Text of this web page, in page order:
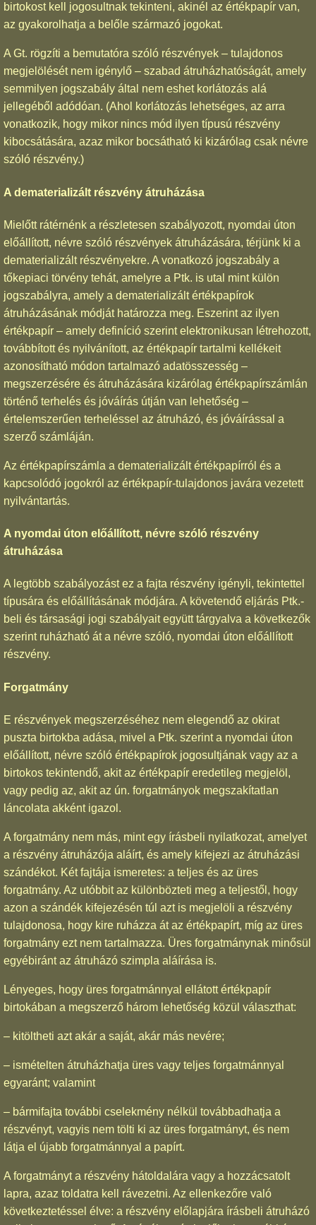
birtokost kell jogosultnak tekinteni, akinél az értékpapír van,
az gyakorolhatja a belőle származó jogokat.
A Gt. rögzíti a bemutatóra szóló részvények – tulajdonos
megjelölését nem igénylő – szabad átruházhatóságát, amely
semmilyen jogszabály által nem eshet korlátozás alá
jellegéből adódóan. (Ahol korlátozás lehetséges, az arra
vonatkozik, hogy mikor nincs mód ilyen típusú részvény
kibocsátására, azaz mikor bocsátható ki kizárólag csak névre
szóló részvény.)
A dematerializált részvény átruházása
Mielőtt rátérnénk a részletesen szabályozott, nyomdai úton
előállított, névre szóló részvények átruházására, térjünk ki a
dematerializált részvényekre. A vonatkozó jogszabály a
tőkepiaci törvény tehát, amelyre a Ptk. is utal mint külön
jogszabályra, amely a dematerializált értékpapírok
átruházásának módját határozza meg. Eszerint az ilyen
értékpapír – amely definíció szerint elektronikusan létrehozott,
továbbított és nyilvánított, az értékpapír tartalmi kellékeit
azonosítható módon tartalmazó adatösszesség –
megszerzésére és átruházására kizárólag értékpapírszámlán
történő terhelés és jóváírás útján van lehetőség –
értelemszerűen terheléssel az átruházó, és jóváírással a
szerző számláján.
Az értékpapírszámla a dematerializált értékpapírról és a
kapcsolódó jogokról az értékpapír-tulajdonos javára vezetett
nyilvántartás.
A nyomdai úton előállított, névre szóló részvény
átruházása
A legtöbb szabályozást ez a fajta részvény igényli, tekintettel
típusára és előállításának módjára. A követendő eljárás Ptk.-
beli és társasági jogi szabályait együtt tárgyalva a következők
szerint ruházható át a névre szóló, nyomdai úton előállított
részvény.
Forgatmány
E részvények megszerzéséhez nem elegendő az okirat
puszta birtokba adása, mivel a Ptk. szerint a nyomdai úton
előállított, névre szóló értékpapírok jogosultjának vagy az a
birtokos tekintendő, akit az értékpapír eredetileg megjelöl,
vagy pedig az, akit az ún. forgatmányok megszakítatlan
láncolata akként igazol.
A forgatmány nem más, mint egy írásbeli nyilatkozat, amelyet
a részvény átruházója aláírt, és amely kifejezi az átruházási
szándékot. Két fajtája ismeretes: a teljes és az üres
forgatmány. Az utóbbit az különbözteti meg a teljestől, hogy
azon a szándék kifejezésén túl azt is megjelöli a részvény
tulajdonosa, hogy kire ruházza át az értékpapírt, míg az üres
forgatmány ezt nem tartalmazza. Üres forgatmánynak minősül
egyébiránt az átruházó szimpla aláírása is.
Lényeges, hogy üres forgatmánnyal ellátott értékpapír
birtokában a megszerző három lehetőség közül választhat:
– kitöltheti azt akár a saját, akár más nevére;
– ismételten átruházhatja üres vagy teljes forgatmánnyal
egyaránt; valamint
– bármifajta további cselekmény nélkül továbbadhatja a
részvényt, vagyis nem tölti ki az üres forgatmányt, és nem
látja el újabb forgatmánnyal a papírt.
A forgatmányt a részvény hátoldalára vagy a hozzácsatolt
lapra, azaz toldatra kell rávezetni. Az ellenkezőre való
következtetéssel élve: a részvény előlapjára írásbeli átruházó